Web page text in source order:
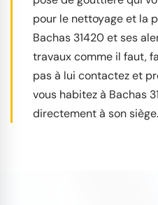
pour le nettoyage et la
Bachas 31420 et ses
travaux comme il faut,
pas à lui contactez et
vous habitez à Bachas
directement à son siège.